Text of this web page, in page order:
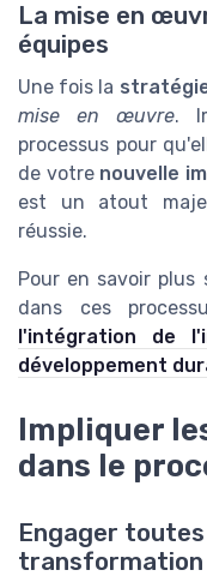
La mise en
équipes
Une fois la
mise en œuvre.
processus pour
de votre nouvelle
est un atout
réussie.
Pour en savoir
dans ces
l'intégration de
développement
Impliquer
dans le
Engager
transformation